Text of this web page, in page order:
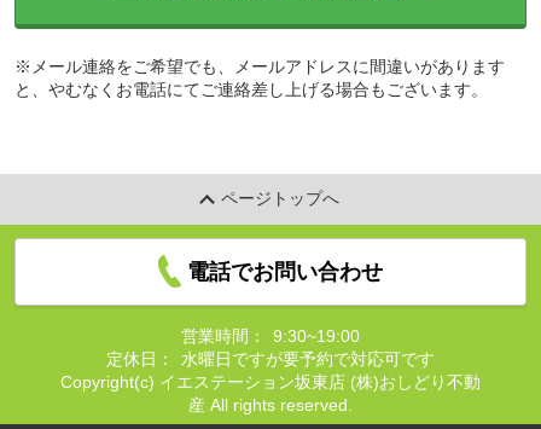
※メール連絡をご希望でも、メールアドレスに間違いがあります
と、やむなくお電話にてご連絡差し上げる場合もございます。
ページトップへ
電話でお問い合わせ
営業時間：
9:30~19:00
定休日：
水曜日ですが要予約で対応可です
Copyright(c) イエステーション坂東店 (株)おしどり不動
産 All rights reserved.